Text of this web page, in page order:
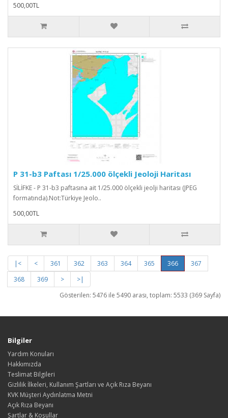
500,00TL
P 31-b3 Paftası 1/25.000 ölçekli Jeoloji Haritası
SİLİFKE - P 31-b3 paftasına ait 1/25.000 ölçekli jeolji haritası (JPEG
formatında).Not:Türkiye Jeolo..
500,00TL
|< < 361 362 363 364 365 366
367
368
369 >
>|
Gösterilen: 5476 ile 5490 arası, toplam: 5533 (369 Sayfa)
Bilgiler
Yardım Konuları
Hakkımızda
Teslimat Bilgileri
Gizlilik İlkeleri, Kullanım Şartları ve Açık Rıza Beyanı
KVK Müşteri Aydınlatma Metni
Açık Rıza Beyanı
Şartlar & Koşullar